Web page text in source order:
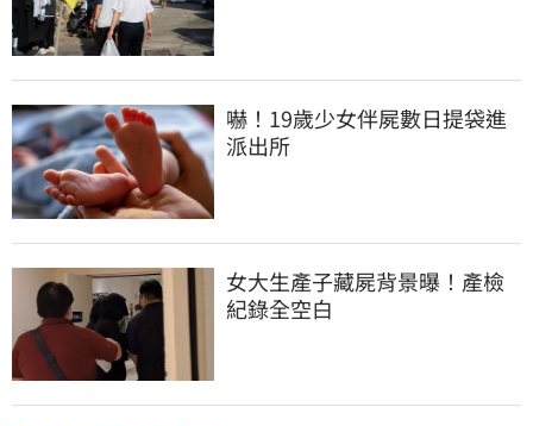
嚇！19歲少女伴屍數日提袋進
派出所
女大生產子藏屍背景曝！產檢
紀錄全空白